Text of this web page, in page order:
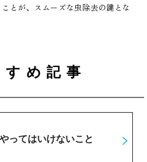
とが、スムーズな虫除去の鍵とな
すめ記事
ってはいけないこと